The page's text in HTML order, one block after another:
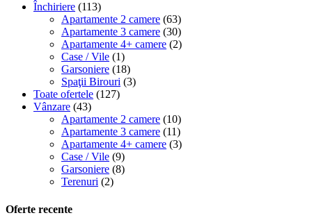
Închiriere (113)
Apartamente 2 camere (63)
Apartamente 3 camere (30)
Apartamente 4+ camere (2)
Case / Vile (1)
Garsoniere (18)
Spaţii Birouri (3)
Toate ofertele (127)
Vânzare (43)
Apartamente 2 camere (10)
Apartamente 3 camere (11)
Apartamente 4+ camere (3)
Case / Vile (9)
Garsoniere (8)
Terenuri (2)
Oferte recente